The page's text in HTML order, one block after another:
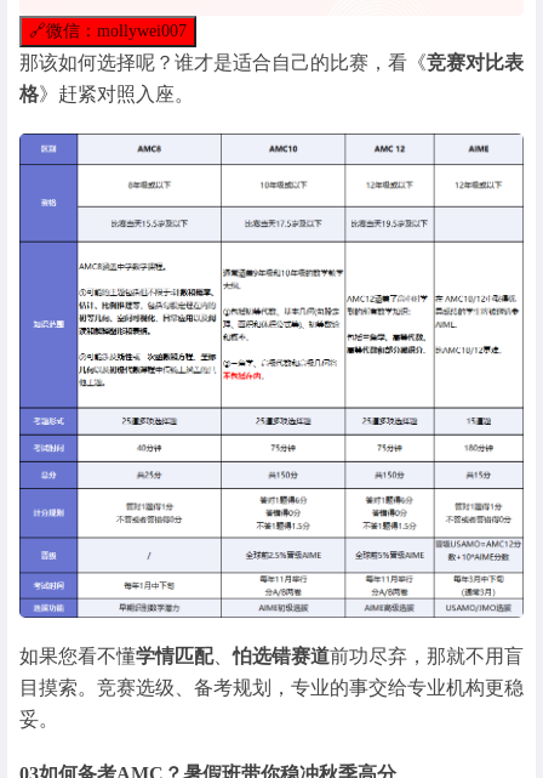
🔗微信：mollywei007
那该如何选择呢？谁才是适合自己的比赛，看《竞赛对比表
格》赶紧对照入座。
如果您看不懂学情匹配、怕选错赛道前功尽弃，那就不用盲
目摸索。竞赛选级、备考规划，专业的事交给专业机构更稳
妥。